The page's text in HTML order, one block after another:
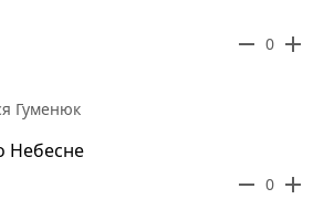
remove 0 add
Гуменюк
Небесне
remove 0 add